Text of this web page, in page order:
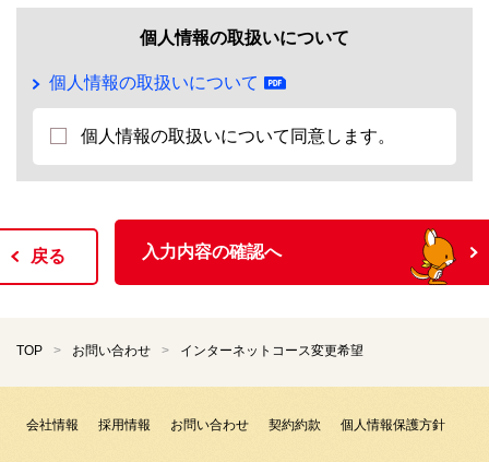
個人情報の取扱いについて
個人情報の取扱いについて
個人情報の取扱いについて同意します。
戻る 入力内容の確認へ
TOP お問い合わせ インターネットコース変更希望
会社情報 採用情報 お問い合わせ 契約約款 個人情報保護方針